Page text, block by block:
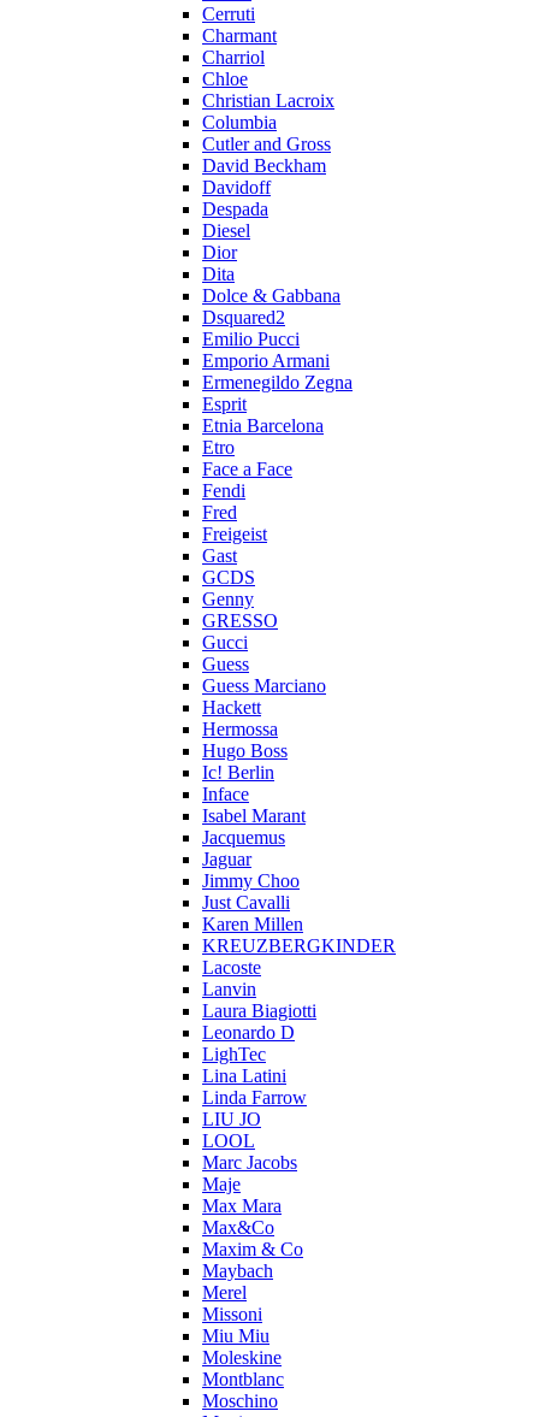
Cerruti
Charmant
Charriol
Chloe
Christian Lacroix
Columbia
Cutler and Gross
David Beckham
Davidoff
Despada
Diesel
Dior
Dita
Dolce & Gabbana
Dsquared2
Emilio Pucci
Emporio Armani
Ermenegildo Zegna
Esprit
Etnia Barcelona
Etro
Face a Face
Fendi
Fred
Freigeist
Gast
GCDS
Genny
GRESSO
Gucci
Guess
Guess Marciano
Hackett
Hermossa
Hugo Boss
Ic! Berlin
Inface
Isabel Marant
Jacquemus
Jaguar
Jimmy Choo
Just Cavalli
Karen Millen
KREUZBERGKINDER
Lacoste
Lanvin
Laura Biagiotti
Leonardo D
LighTec
Lina Latini
Linda Farrow
LIU JO
LOOL
Marc Jacobs
Maje
Max Mara
Max&Co
Maxim & Co
Maybach
Merel
Missoni
Miu Miu
Moleskine
Montblanc
Moschino